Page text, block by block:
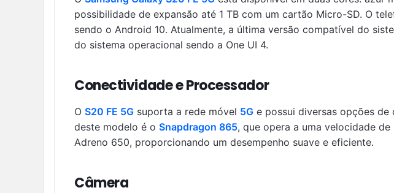
possibilidade de expansão até 1 TB com um cartão Micro-SD. O
sendo o Android 10. Atualmente, a última versão compatível do
do sistema operacional sendo a One UI 4.
Conectividade e Processador
O S20 FE 5G suporta a rede móvel 5G e possui diversas opções de
deste modelo é o Snapdragon 865, que opera a uma velocidade
Adreno 650, proporcionando um desempenho suave e eficiente.
Câmera